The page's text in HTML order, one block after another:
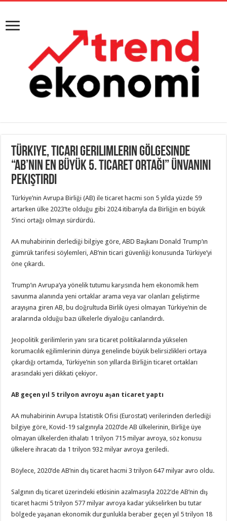
Türkiye, ticari gerilimlerin gölgesinde
“AB’nin en büyük 5. ticaret ortağı” ünvanını
pekiştirdi
Türkiye’nin Avrupa Birliği (AB) ile ticaret hacmi son 5 yılda yüzde 59
artarken ülke 2023’te olduğu gibi 2024 itibarıyla da Birliğin en büyük
5’inci ortağı olmayı sürdürdü.
AA muhabirinin derlediği bilgiye göre, ABD Başkanı Donald Trump’ın
gümrük tarifesi söylemleri, AB’nin ticari güvenliği konusunda Türkiye’yi
öne çıkardı.
Trump’ın Avrupa’ya yönelik tutumu karşısında hem ekonomik hem
savunma alanında yeni ortaklar arama veya var olanları geliştirme
arayışına giren AB, bu doğrultuda Birlik üyesi olmayan Türkiye’nin de
aralarında olduğu bazı ülkelerle diyaloğu canlandırdı.
Jeopolitik gerilimlerin yanı sıra ticaret politikalarında yükselen
korumacılık eğilimlerinin dünya genelinde büyük belirsizlikleri ortaya
çıkardığı ortamda, Türkiye’nin son yıllarda Birliğin ticaret ortakları
arasındaki yeri dikkati çekiyor.
AB geçen yıl 5 trilyon avroyu aşan ticaret yaptı
AA muhabirinin Avrupa İstatistik Ofisi (Eurostat) verilerinden derlediği
bilgiye göre, Kovid-19 salgınıyla 2020’de AB ülkelerinin, Birliğe üye
olmayan ülkelerden ithalatı 1 trilyon 715 milyar avroya, söz konusu
ülkelere ihracatı da 1 trilyon 932 milyar avroya geriledi.
Böylece, 2020’de AB’nin dış ticaret hacmi 3 trilyon 647 milyar avro oldu.
Salgının dış ticaret üzerindeki etkisinin azalmasıyla 2022’de AB’nin dış
ticaret hacmi 5 trilyon 577 milyar avroya kadar yükselirken bu tutar
bölgede yaşanan ekonomik durgunlukla beraber geçen yıl 5 trilyon 18